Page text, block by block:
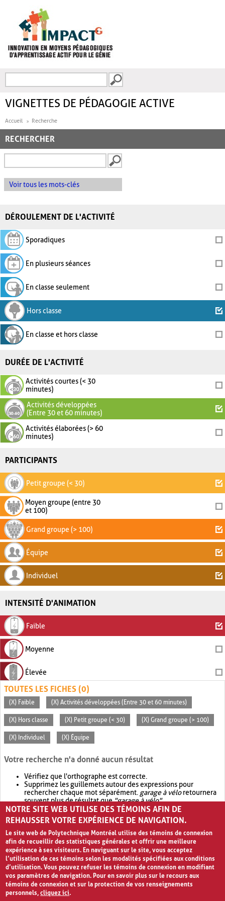
FORMULAIRE DE
VIGNETTES DE PÉDAGOGIE ACTIVE
Accueil Recherche
RECHERCHER
Voir tous les mots-clés
DÉROULEMENT DE L'ACTIVITÉ
Sporadiques
En plusieurs séances
En classe seulement
Hors classe
En classe et hors classe
DURÉE DE L'ACTIVITÉ
Activités courtes (< 30
minutes)
Activités développées
(Entre 30 et 60 minutes)
Activités élaborées (> 60
minutes)
PARTICIPANTS
Petit groupe (< 30)
Moyen groupe (entre 30
et 100)
Grand groupe (> 100)
Équipe
Individuel
INTENSITÉ D'ANIMATION
Faible
Moyenne
Élevée
TOUTES LES FICHES (0)
(X) Faible (X) Activités développées (Entre 30 et 60 minutes)
(X) Hors classe (X) Petit groupe (< 30) (X) Grand groupe (> 100)
(X) Individuel (X) Équipe
Votre recherche n'a donné aucun résultat
Vérifiez que l'orthographe est correcte.
Supprimez les guillemets autour des expressions pour
rechercher chaque mot séparément. garage à véloretournera
souvent plus de résultat que"garage à vélo".
Envisagez d'élargir votre recherche avec OR.garage OR vélo
retournera souvent plus de résultat quegarage à vélo
NOTRE SITE WEB UTILISE DES TÉMOINS AFIN DE
REHAUSSER VOTRE EXPÉRIENCE DE NAVIGATION.
Le site web de Polytechnique Montréal utilise des témoins de connexion
afin de recueillir des statistiques générales et offrir une meilleure
expérience à ses visiteurs. En naviguant sur le site, vous acceptez
l’utilisation de ces témoins selon les modalités spécifiées aux conditions
d’utilisation. Vous pouvez refuser les témoins de connexion en modifiant
vos paramètres de navigation. Pour en savoir plus sur le recours aux
témoins de connexion et sur la protection de vos renseignements
personnels,cliquez ici.